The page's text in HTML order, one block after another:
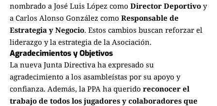
nombrado a José Luis López como Director Deportivo y
a Carlos Alonso González como Responsable de
Estrategia y Negocio. Estos cambios buscan reforzar el
liderazgo y la estrategia de la Asociación.
Agradecimientos y Objetivos
La nueva Junta Directiva ha expresado su
agradecimiento a los asambleístas por su apoyo y
confianza. Además, la PPA ha querido reconocer el
trabajo de todos los jugadores y colaboradores que